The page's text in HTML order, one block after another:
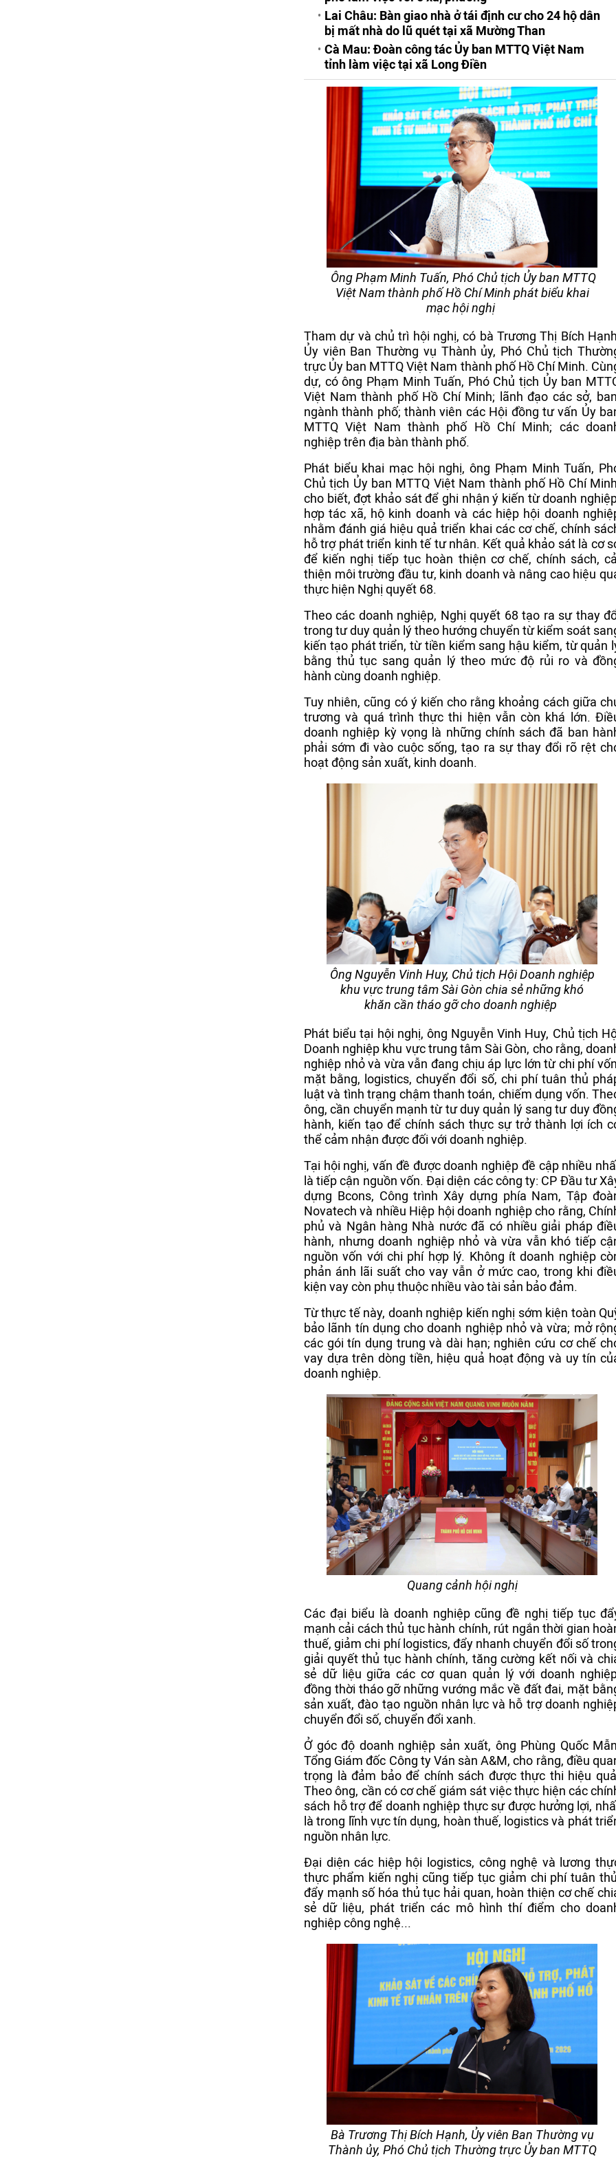
Lai Châu: Bàn giao nhà ở tái định cư cho 24 hộ dân
bị mất nhà do lũ quét tại xã Mường Than
Cà Mau: Đoàn công tác Ủy ban MTTQ Việt Nam
tỉnh làm việc tại xã Long Điền
Ông Phạm Minh Tuấn, Phó Chủ tịch Ủy ban MTTQ
Việt Nam thành phố Hồ Chí Minh phát biểu khai
mạc hội nghị
Tham dự và chủ trì hội nghị, có bà Trương Thị Bích
Ủy viên Ban Thường vụ Thành ủy, Phó Chủ tịch
trực Ủy ban MTTQ Việt Nam thành phố Hồ Chí Minh.
dự, có ông Phạm Minh Tuấn, Phó Chủ tịch Ủy ban
Việt Nam thành phố Hồ Chí Minh; lãnh đạo các sở,
ngành thành phố; thành viên các Hội đồng tư vấn Ủy
MTTQ Việt Nam thành phố Hồ Chí Minh; các
nghiệp trên địa bàn thành phố.
Phát biểu khai mạc hội nghị, ông Phạm Minh Tuấn,
Chủ tịch Ủy ban MTTQ Việt Nam thành phố Hồ Chí
cho biết, đợt khảo sát để ghi nhận ý kiến từ doanh
hợp tác xã, hộ kinh doanh và các hiệp hội doanh
nhằm đánh giá hiệu quả triển khai các cơ chế, chính
hỗ trợ phát triển kinh tế tư nhân. Kết quả khảo sát là cơ
để kiến nghị tiếp tục hoàn thiện cơ chế, chính sách,
thiện môi trường đầu tư, kinh doanh và nâng cao hiệu
thực hiện Nghị quyết 68.
Theo các doanh nghiệp, Nghị quyết 68 tạo ra sự thay
trong tư duy quản lý theo hướng chuyển từ kiểm soát
kiến tạo phát triển, từ tiền kiểm sang hậu kiểm, từ quản
bằng thủ tục sang quản lý theo mức độ rủi ro và
hành cùng doanh nghiệp.
Tuy nhiên, cũng có ý kiến cho rằng khoảng cách giữa
trương và quá trình thực thi hiện vẫn còn khá lớn.
doanh nghiệp kỳ vọng là những chính sách đã ban
phải sớm đi vào cuộc sống, tạo ra sự thay đổi rõ rệt
hoạt động sản xuất, kinh doanh.
Ông Nguyễn Vinh Huy, Chủ tịch Hội Doanh nghiệp
khu vực trung tâm Sài Gòn chia sẻ những khó
khăn cần tháo gỡ cho doanh nghiệp
Phát biểu tại hội nghị, ông Nguyễn Vinh Huy, Chủ tịch
Doanh nghiệp khu vực trung tâm Sài Gòn, cho rằng,
nghiệp nhỏ và vừa vẫn đang chịu áp lực lớn từ chi phí
mặt bằng, logistics, chuyển đổi số, chi phí tuân thủ
luật và tình trạng chậm thanh toán, chiếm dụng vốn.
ông, cần chuyển mạnh từ tư duy quản lý sang tư duy
hành, kiến tạo để chính sách thực sự trở thành lợi ích
thể cảm nhận được đối với doanh nghiệp.
Tại hội nghị, vấn đề được doanh nghiệp đề cập nhiều
là tiếp cận nguồn vốn. Đại diện các công ty: CP Đầu tư
dựng Bcons, Công trình Xây dựng phía Nam, Tập
Novatech và nhiều Hiệp hội doanh nghiệp cho rằng,
phủ và Ngân hàng Nhà nước đã có nhiều giải pháp
hành, nhưng doanh nghiệp nhỏ và vừa vẫn khó tiếp
nguồn vốn với chi phí hợp lý. Không ít doanh nghiệp
phản ánh lãi suất cho vay vẫn ở mức cao, trong khi
kiện vay còn phụ thuộc nhiều vào tài sản bảo đảm.
Từ thực tế này, doanh nghiệp kiến nghị sớm kiện toàn
bảo lãnh tín dụng cho doanh nghiệp nhỏ và vừa; mở
các gói tín dụng trung và dài hạn; nghiên cứu cơ chế
vay dựa trên dòng tiền, hiệu quả hoạt động và uy tín
doanh nghiệp.
Quang cảnh hội nghị
Các đại biểu là doanh nghiệp cũng đề nghị tiếp tục
mạnh cải cách thủ tục hành chính, rút ngắn thời gian
thuế, giảm chi phí logistics, đẩy nhanh chuyển đổi số
giải quyết thủ tục hành chính, tăng cường kết nối và
sẻ dữ liệu giữa các cơ quan quản lý với doanh
đồng thời tháo gỡ những vướng mắc về đất đai, mặt
sản xuất, đào tạo nguồn nhân lực và hỗ trợ doanh
chuyển đổi số, chuyển đổi xanh.
Ở góc độ doanh nghiệp sản xuất, ông Phùng Quốc
Tổng Giám đốc Công ty Ván sàn A&M, cho rằng, điều
trọng là đảm bảo để chính sách được thực thi hiệu
Theo ông, cần có cơ chế giám sát việc thực hiện các
sách hỗ trợ để doanh nghiệp thực sự được hưởng lợi,
là trong lĩnh vực tín dụng, hoàn thuế, logistics và phát
nguồn nhân lực.
Đại diện các hiệp hội logistics, công nghệ và lương
thực phẩm kiến nghị cũng tiếp tục giảm chi phí tuân
đẩy mạnh số hóa thủ tục hải quan, hoàn thiện cơ chế
sẻ dữ liệu, phát triển các mô hình thí điểm cho
nghiệp công nghệ...
Bà Trương Thị Bích Hạnh, Ủy viên Ban Thường vụ
Thành ủy, Phó Chủ tịch Thường trực Ủy ban MTTQ